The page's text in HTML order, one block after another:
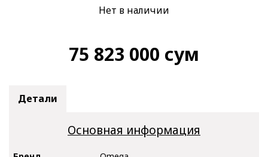
Нет в наличии
75 823 000 сум
Детали
Основная информация